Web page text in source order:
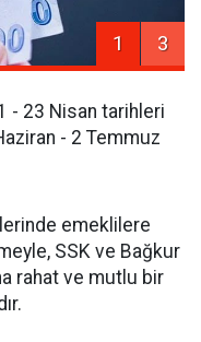
1 3
- 23 Nisan tarihleri
- 2 Temmuz
emeklilere
SSK ve Bağkur
rahat ve mutlu bir